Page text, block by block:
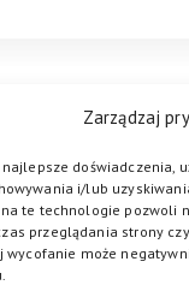
Zarządzaj
doświadczenia,
i/lub
te technologie pozwoli
przeglądania strony
wycofanie może
BIZNESU
DO NAS